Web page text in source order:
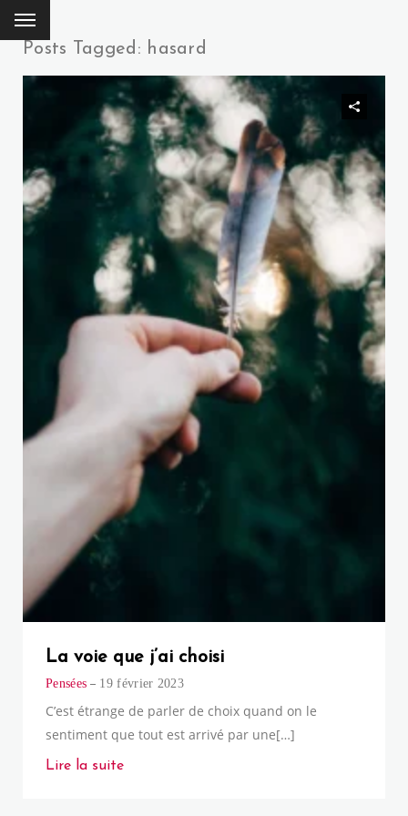
Posts Tagged: hasard
La voie que j’ai choisi
Pensées 19 février 2023
C’est étrange de parler de choix quand on le
sentiment que tout est arrivé par une[…]
Lire la suite